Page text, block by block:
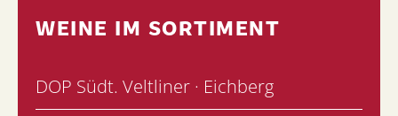
WEINE IM SORTIMENT
DOP Südt. Veltliner · Eichberg